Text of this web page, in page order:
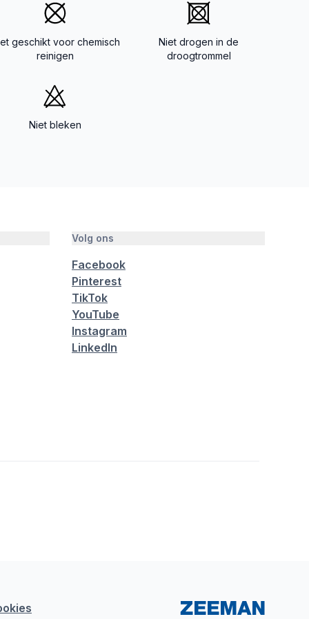
geschikt voor chemisch
reinigen
Niet drogen in de
droogtrommel
Niet bleken
Volg ons
Facebook
Pinterest
TikTok
YouTube
Instagram
LinkedIn